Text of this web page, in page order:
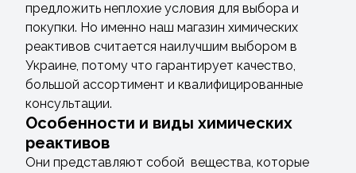
предложить неплохие условия для выбора и
покупки. Но именно наш магазин химических
реактивов считается наилучшим выбором в
Украине, потому что гарантирует качество,
большой ассортимент и квалифицированные
консультации.
Особенности и виды химических
реактивов
Они представляют собой вещества, которые